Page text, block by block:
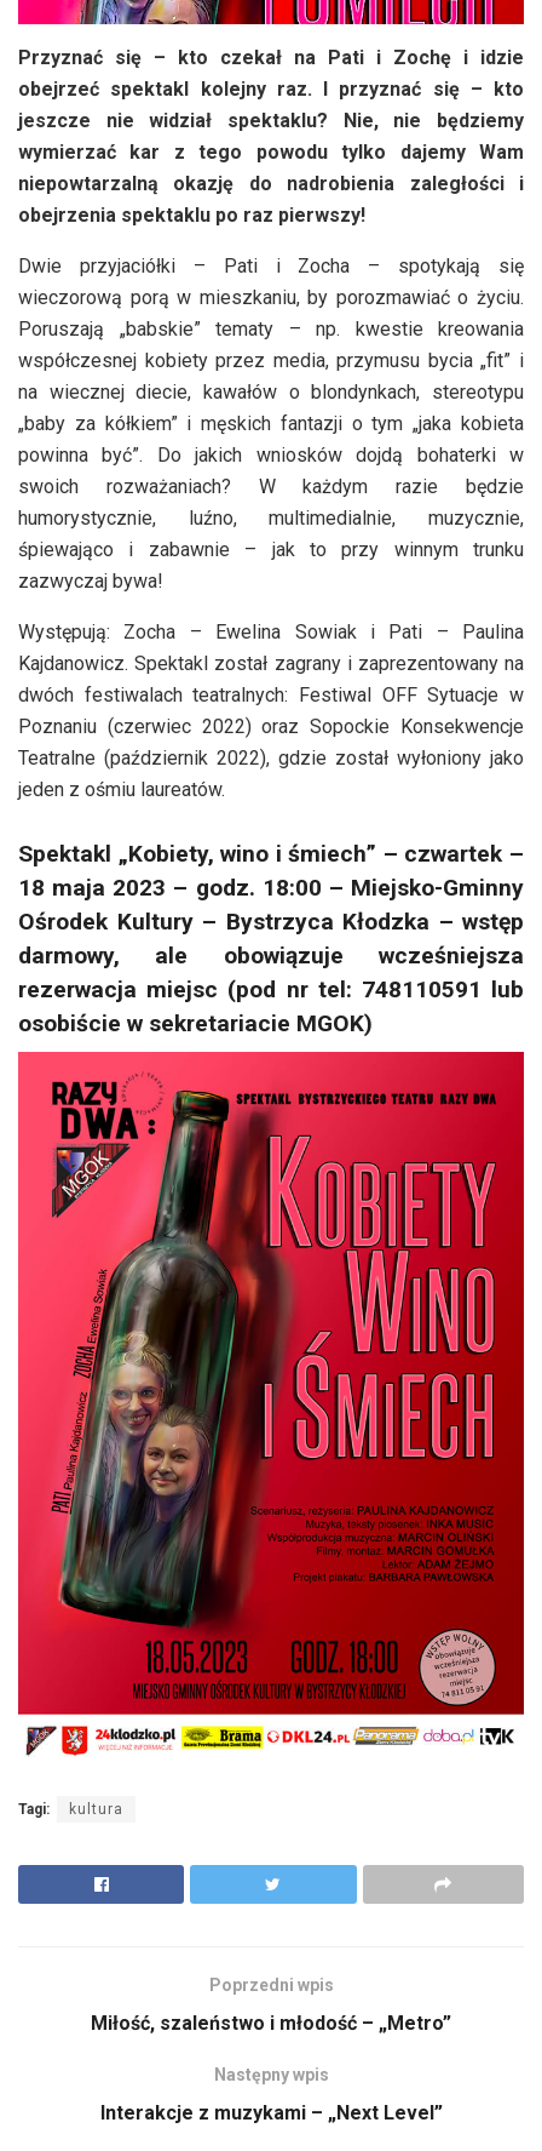
Przyznać się – kto czekał na Pati i Zochę i idzie
obejrzeć spektakl kolejny raz. I przyznać się – kto
jeszcze nie widział spektaklu? Nie, nie będziemy
wymierzać kar z tego powodu tylko dajemy Wam
niepowtarzalną okazję do nadrobienia zaległości i
obejrzenia spektaklu po raz pierwszy!
Dwie przyjaciółki – Pati i Zocha – spotykają się
wieczorową porą w mieszkaniu, by porozmawiać o życiu.
Poruszają „babskie” tematy – np. kwestie kreowania
współczesnej kobiety przez media, przymusu bycia „fit” i
na wiecznej diecie, kawałów o blondynkach, stereotypu
„baby za kółkiem” i męskich fantazji o tym „jaka kobieta
powinna być”. Do jakich wniosków dojdą bohaterki w
swoich rozważaniach? W każdym razie będzie
humorystycznie, luźno, multimedialnie, muzycznie,
śpiewająco i zabawnie – jak to przy winnym trunku
zazwyczaj bywa!
Występują: Zocha – Ewelina Sowiak i Pati – Paulina
Kajdanowicz. Spektakl został zagrany i zaprezentowany na
dwóch festiwalach teatralnych: Festiwal OFF Sytuacje w
Poznaniu (czerwiec 2022) oraz Sopockie Konsekwencje
Teatralne (październik 2022), gdzie został wyłoniony jako
jeden z ośmiu laureatów.
Spektakl „Kobiety, wino i śmiech” – czwartek –
18 maja 2023 – godz. 18:00 – Miejsko-Gminny
Ośrodek Kultury – Bystrzyca Kłodzka – wstęp
darmowy, ale obowiązuje wcześniejsza
rezerwacja miejsc (pod nr tel: 748110591 lub
osobiście w sekretariacie MGOK)
Tagi: kultura
Poprzedni wpis
Miłość, szaleństwo i młodość – „Metro”
Następny wpis
Interakcje z muzykami – „Next Level”